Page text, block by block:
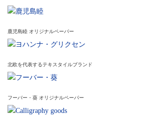
鹿児島睦 オリジナルペーパー
北欧を代表するテキスタイルブランド
フーバー・葵 オリジナルペーパー